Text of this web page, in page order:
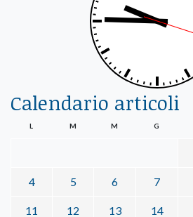
Calendario articoli
L M M G
4 5 6 7
11 12 13 14